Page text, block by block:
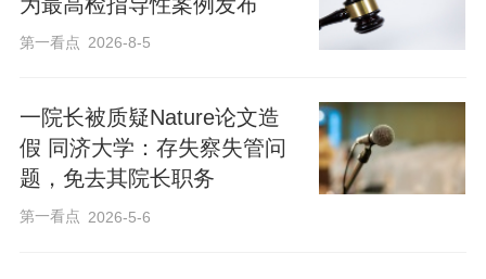
第一看点 2026-8-5
一院长被质疑Nature论文造
假 同济大学：存失察失管问
题，免去其院长职务
第一看点 2026-5-6